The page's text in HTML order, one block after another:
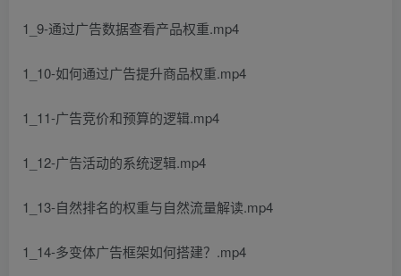
1_9-通过广告数据查看产品权重.mp4
1_10-如何通过广告提升商品权重.mp4
1_11-广告竞价和预算的逻辑.mp4
1_12-广告活动的系统逻辑.mp4
1_13-自然排名的权重与自然流量解读.mp4
1_14-多变体广告框架如何搭建？.mp4